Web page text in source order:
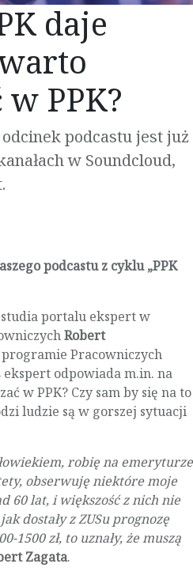
daje
w PPK?
podcastu jest już
w Soundcloud,
podcastu z cyklu „PPK
portalu ekspert w
Robert
Pracowniczych
ekspert odpowiada m.in. na
w PPK? Czy sam by się na to
ludzie są w gorszej sytuacji
robię na emeryturze
obserwuję niektóre moje
60 lat, i większość z nich nie
dostały z ZUSu prognozę
1500 zł, to uznały, że muszą
Zagata.